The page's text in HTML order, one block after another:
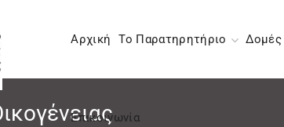
Αρχική Το Παρατηρητήριο Δομές
Επικοινωνία